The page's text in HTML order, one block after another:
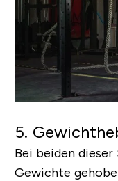
5.
Bei beiden
Gewichte